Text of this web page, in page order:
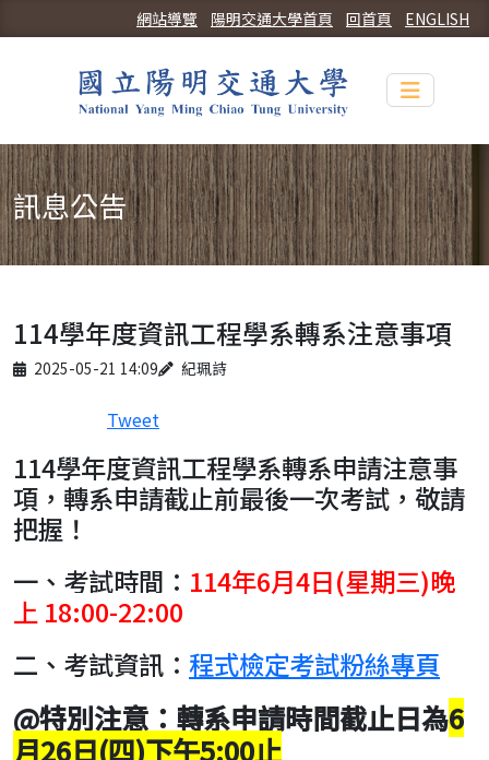
ENGLISH
回首頁
陽明交通大學首頁
網站導覽
Toggle
訊息公告
114學年度資訊工程學系轉系注意事項
Published on
2025-05-21 14:09
Author 紀珮詩
Tweet
114學年度資訊工程學系轉系申請注意事
項，轉系申請截止前最後一次考試，敬請
把握！
一、考試時間： 114年6月4日(星期三)晚
上 18:00-22:00
二、考試資訊： 程式檢定考試粉絲專頁
@特別注意： 轉系申請時間截止日為6
月26日(四)下午5:00止